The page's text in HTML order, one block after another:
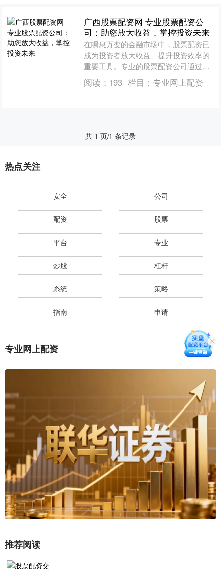
广西股票配资网 专业股票配资公
司：助您放大收益，掌控投资未来
在瞬息万变的金融市场中，股票配资已
成为投资者放大收益、提升投资效率的
重要工具。专业的股票配资公司通过提
供杠杆资金，帮助投资者以较小的本金
撬动更大的投资额，从而获....
阅读： 193 栏目： 专业网上配资
共 1 页/1 条记录
热点关注
安全 公司
配资 股票
平台 专业
炒股 杠杆
系统 策略
指南 申请
专业网上配资
推荐阅读